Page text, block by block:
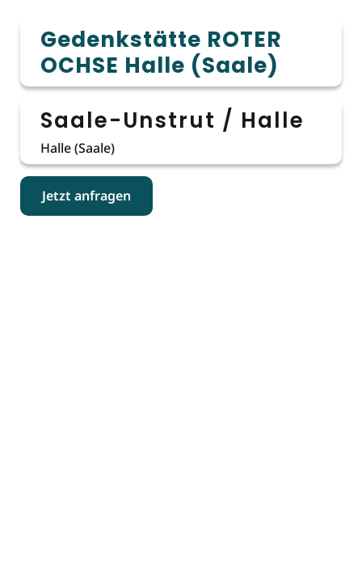
Gedenkstätte ROTER
OCHSE Halle (Saale)
Saale-Unstrut / Halle
Halle (Saale)
Jetzt anfragen